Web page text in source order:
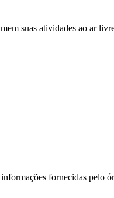
suas atividades ao ar
fornecidas pelo